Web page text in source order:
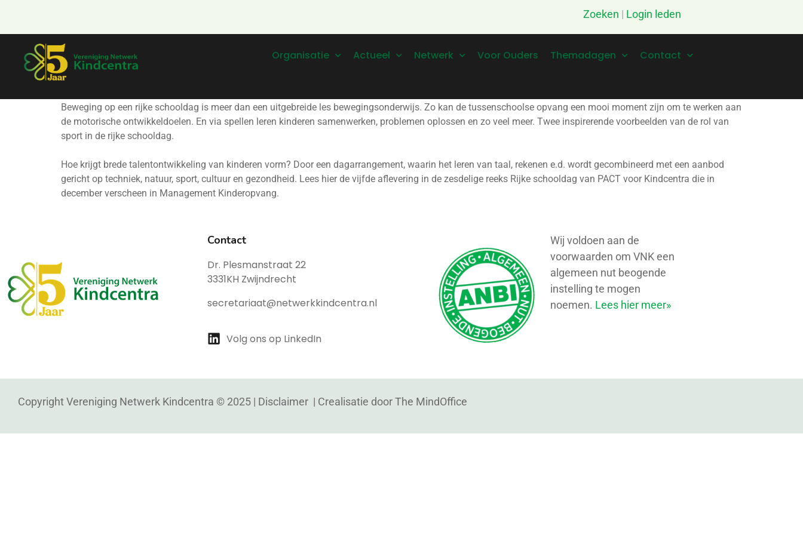
Zoeken | Login leden
Organisatie Actueel Netwerk Voor Ouders Themadagen Contact
Beweging op een rijke schooldag is meer dan een uitgebreide les bewegingsonderwijs. Zo kan de tussenschoolse opvang een mooi moment zijn om te werken aan
de motorische ontwikkeldoelen. En via spellen leren kinderen samenwerken, problemen oplossen en zo veel meer. Twee inspirerende voorbeelden van de rol van
sport in de rijke schooldag.
Hoe krijgt brede talentontwikkeling van kinderen vorm? Door een dagarrangement, waarin het leren van taal, rekenen e.d. wordt gecombineerd met een aanbod
gericht op techniek, natuur, sport, cultuur en gezondheid. Lees hier de vijfde aflevering in de zesdelige reeks Rijke schooldag van PACT voor Kindcentra die in
december verscheen in Management Kinderopvang.
Contact
Dr. Plesmanstraat 22
3331KH Zwijndrecht
secretariaat@netwerkkindcentra.nl
Volg ons op LinkedIn
Wij voldoen aan de
voorwaarden om VNK een
algemeen nut beogende
instelling te mogen
noemen. Lees hier meer»
Copyright Vereniging Netwerk Kindcentra © 2025 | Disclaimer | Crealisatie doorThe MindOffice